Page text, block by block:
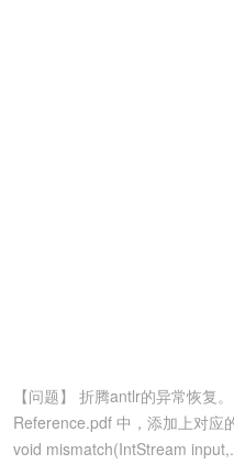
【问题】 折腾antlr的异常恢复
Reference.pdf 中，添加上对应
void mismatch(IntStream